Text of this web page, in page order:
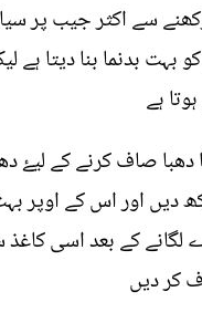
سے اکثر جیب پر
بہت بدنما بنا دیتا
ہے
دھبا صاف کرنے کے لیۓ
دیں اور اس کے اوپر
لگانے کے بعد اسی
کر دیں